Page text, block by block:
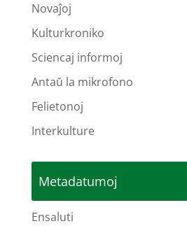
Novaĵoj
Kulturkroniko
Sciencaj informoj
Antaŭ la mikrofono
Felietonoj
Interkulture
Metadatumoj
Ensaluti